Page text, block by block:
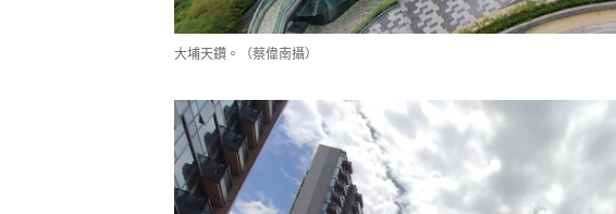
大埔天鑽。（蔡偉南攝）